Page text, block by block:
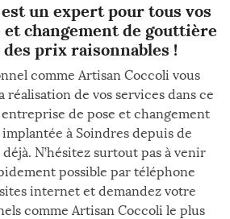
un expert pour tous vos
et changement de gouttière
des prix raisonnables !
comme Artisan Coccoli vous
réalisation de vos services dans ce
de pose et changement
à Soindres depuis de
N’hésitez surtout pas à venir
possible par téléphone
internet et demandez votre
comme Artisan Coccoli le plus